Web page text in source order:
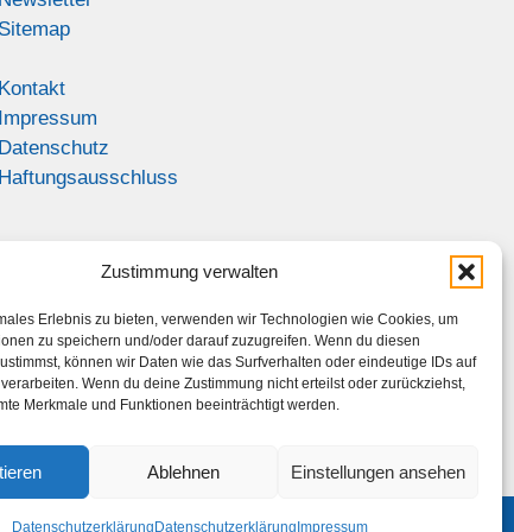
Zustimmung verwalten
Erlebnis zu bieten, verwenden wir Technologien wie Cookies, um
zu speichern und/oder darauf zuzugreifen. Wenn du diesen
können wir Daten wie das Surfverhalten oder eindeutige IDs auf
Wenn du deine Zustimmung nicht erteilst oder zurückziehst,
Merkmale und Funktionen beeinträchtigt werden.
Ablehnen Einstellungen ansehen
Datenschutzerklärung Datenschutzerklärung Impressum
Sitemap
Kontakt
Impressum
Datenschutz
Haftungsausschluss